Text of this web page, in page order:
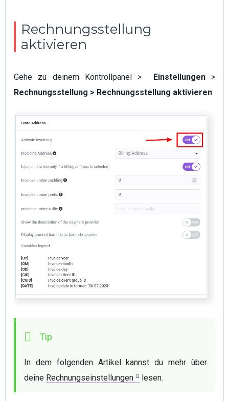
Rechnungsstellung
aktivieren
Gehe zu deinem Kontrollpanel > Einstellungen>
Rechnungsstellung > Rechnungsstellung aktivieren
In dem folgenden Artikel kannst du mehr über
deine Rechnungseinstellungen lesen.